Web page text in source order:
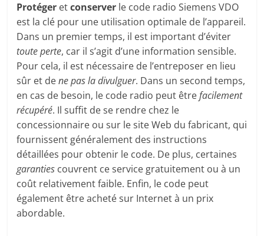
Protéger etconserver le code radio Siemens VDO
est la clé pour une utilisation optimale de l’appareil.
Dans un premier temps, il est important d’éviter
toute perte, car il s’agit d’une information sensible.
Pour cela, il est nécessaire de l’entreposer en lieu
sûr et dene pas la divulguer. Dans un second temps,
en cas de besoin, le code radio peut êtrefacilement
récupéré. Il suffit de se rendre chez le
concessionnaire ou sur le site Web du fabricant, qui
fournissent généralement des instructions
détaillées pour obtenir le code. De plus, certaines
garanties couvrent ce service gratuitement ou à un
coût relativement faible. Enfin, le code peut
également être acheté sur Internet à un prix
abordable.